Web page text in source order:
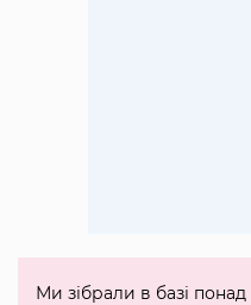
Ми зібрали в базі